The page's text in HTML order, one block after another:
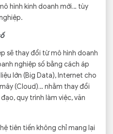
hình kinh doanh mới… tùy
sẽ thay đổi từ mô hình doanh
nghiệp số bằng cách áp
lớn (Big Data), Internet cho
(Cloud)… nhằm thay đổi
quy trình làm việc, văn
tiên tiến không chỉ mang lại